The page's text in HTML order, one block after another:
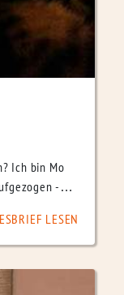
Ich bin Mo
-…
LESEN